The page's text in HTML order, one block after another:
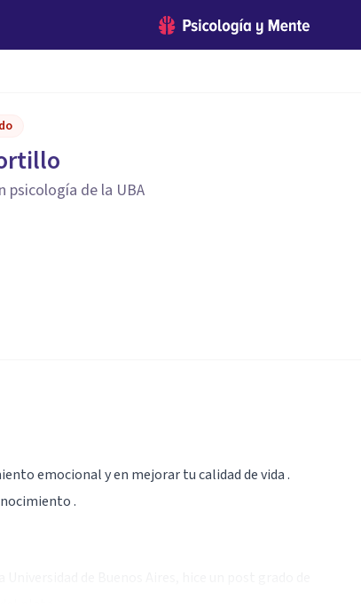
psicología de la UBA
emocional y en mejorar tu calidad de vida .
.
plata .